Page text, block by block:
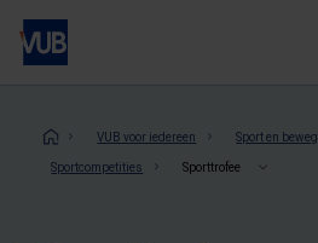
Overslaan
naar
inhoud
VUB voor iedereen Sport en
Sportcompetities Sporttrofee